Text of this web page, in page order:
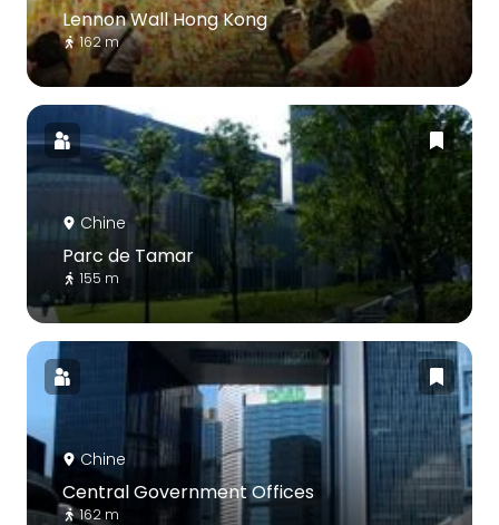
Lennon Wall Hong Kong
162 m
Chine
Parc de Tamar
155 m
Chine
Central Government Offices
162 m